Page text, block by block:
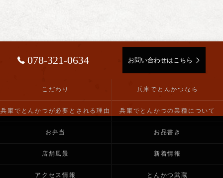
078-321-0634 お問い合わせはこちら
こだわり 兵庫でとんかつなら
兵庫でとんかつが必要とされる理由 兵庫でとんかつの業種について
お弁当 お品書き
店舗風景 新着情報
アクセス情報 とんかつ武蔵